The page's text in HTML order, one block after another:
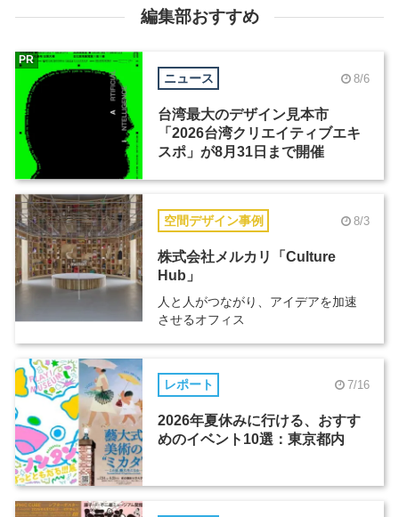
編集部おすすめ
ニュース 8/6
台湾最大のデザイン見本市
「2026台湾クリエイティブエキ
スポ」が8月31日まで開催
PR
空間デザイン事例 8/3
株式会社メルカリ「Culture
Hub」
人と人がつながり、アイデアを加速
させるオフィス
レポート 7/16
2026年夏休みに行ける、おすす
めのイベント10選：東京都内